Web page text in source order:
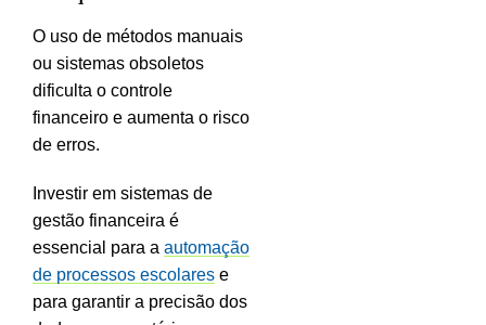
O uso de métodos manuais
ou sistemas obsoletos
dificulta o controle
financeiro e aumenta o risco
de erros.
Investir em sistemas de
gestão financeira é
essencial para a automação
de processos escolares e
para garantir a precisão dos